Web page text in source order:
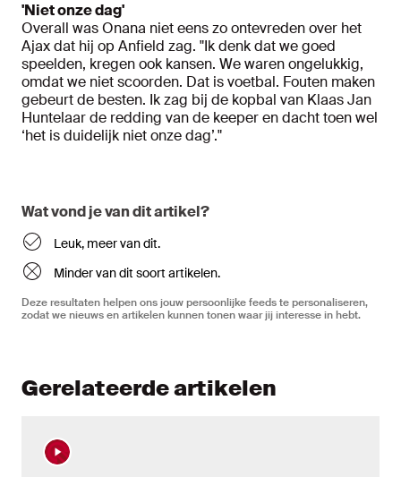
'Niet onze dag'
Overall was Onana niet eens zo ontevreden over het
Ajax dat hij op Anfield zag. "Ik denk dat we goed
speelden, kregen ook kansen. We waren ongelukkig,
omdat we niet scoorden. Dat is voetbal. Fouten maken
gebeurt de besten. Ik zag bij de kopbal van Klaas Jan
Huntelaar de redding van de keeper en dacht toen wel
‘het is duidelijk niet onze dag’."
Wat vond je van dit artikel?
Leuk, meer van dit.
Minder van dit soort artikelen.
Deze resultaten helpen ons jouw persoonlijke feeds te personaliseren,
zodat we nieuws en artikelen kunnen tonen waar jij interesse in hebt.
Gerelateerde artikelen